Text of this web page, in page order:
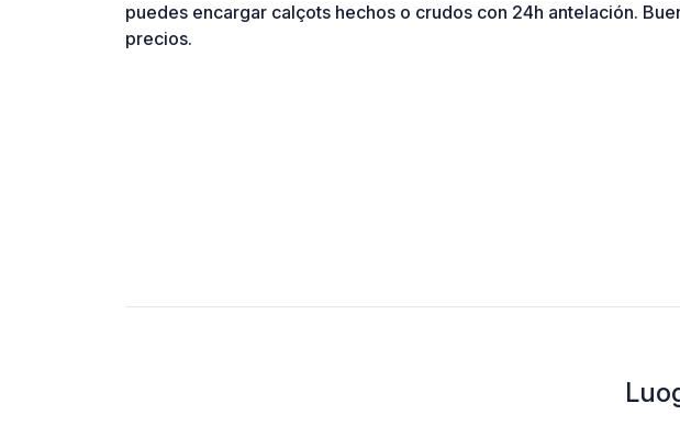
puedes encargar calçots hechos o crudos con 24h antelación.
precios.